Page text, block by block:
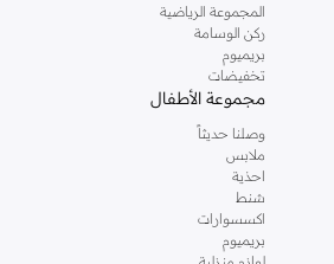
المجموعة الرياضية
ركن الوسامة
بريميوم
تخفيضات
مجموعة الأطفال
وصلنا حديثاً
ملابس
احذية
شنط
اكسسوارات
بريميوم